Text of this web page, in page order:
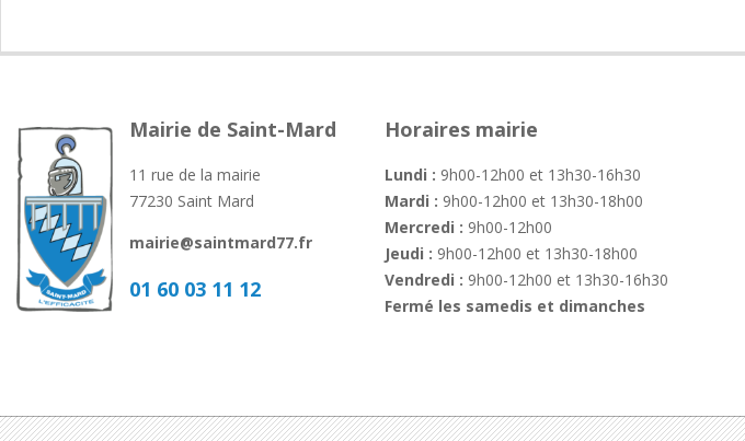
Mairie de Saint-Mard
11 rue de la mairie
77230 Saint Mard
mairie@saintmard77.fr
01 60 03 11 12
Horaires mairie
Lundi : 9h00-12h00 et 13h30-16h30
Mardi : 9h00-12h00 et 13h30-18h00
Mercredi : 9h00-12h00
Jeudi : 9h00-12h00 et 13h30-18h00
Vendredi : 9h00-12h00 et 13h30-16h30
Fermé les samedis et dimanches